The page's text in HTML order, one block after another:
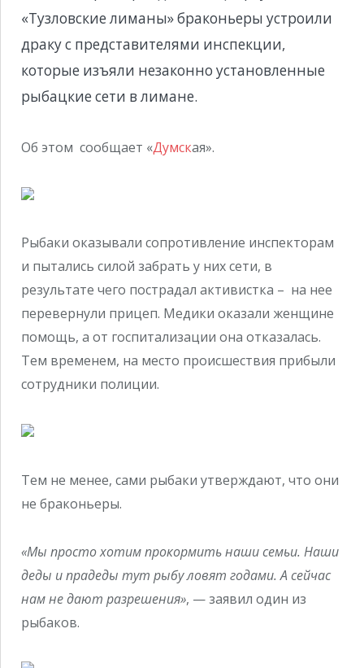
«Тузловские лиманы» браконьеры устроили
драку с представителями инспекции,
которые изъяли незаконно установленные
рыбацкие сети в лимане.
Об этом сообщает «Думская».
Рыбаки оказывали сопротивление инспекторам
и пытались силой забрать у них сети, в
результате чего пострадал активистка – на нее
перевернули прицеп. Медики оказали женщине
помощь, а от госпитализации она отказалась.
Тем временем, на место происшествия прибыли
сотрудники полиции.
Тем не менее, сами рыбаки утверждают, что они
не браконьеры.
«Мы просто хотим прокормить наши семьи. Наши
деды и прадеды тут рыбу ловят годами. А сейчас
нам не дают разрешения», — заявил один из
рыбаков.